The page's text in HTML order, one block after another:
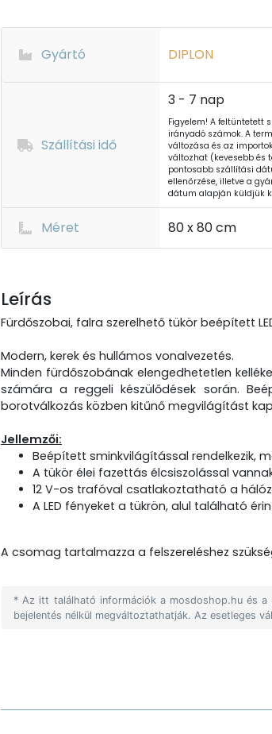
Gyártó DIPLON
Szállítási idő
3 - 7 nap
Figyelem! A feltüntetett
irányadó számok. A
változása és az
változhat (kevesebb és
pontosabb szállítási
ellenőrzése, illetve a
dátum alapján küldjük
Méret 80 x 80 cm
Leírás
Fürdőszobai, falra szerelhető tükör beépített
Modern, kerek és hullámos vonalvezetés.
Minden fürdőszobának elengedhetetlen
számára a reggeli készülődések során.
borotválkozás közben kitűnő megvilágítást
Jellemzői:
Beépített sminkvilágítással rendelkezik,
A tükör élei fazettás élcsiszolással
12 V-os trafóval csatlakoztatható a
A LED fényeket a tükrön, alul található
A csomag tartalmazza a felszereléshez
* Az itt található információk a mosdoshop.hu és
bejelentés nélkül megváltoztathatják. Az esetleges